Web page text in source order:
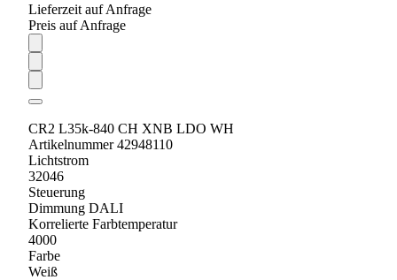
Lieferzeit auf Anfrage
Preis auf Anfrage
CR2 L35k-840 CH XNB LDO WH
Artikelnummer 42948110
Lichtstrom
32046
Steuerung
Dimmung DALI
Korrelierte Farbtemperatur
4000
Farbe
Weiß